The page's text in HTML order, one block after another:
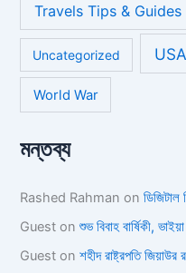
Travels Tips & Guides
Uncategorized USA
World War
মন্তব্য
Rashed Rahman on
Guest onশুভ বিবাহ বার্ষিকী,
Guest onশহীদ রাষ্ট্রপতি